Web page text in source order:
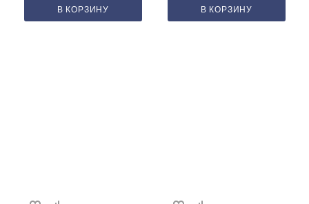
В КОРЗИНУ В КОРЗИНУ